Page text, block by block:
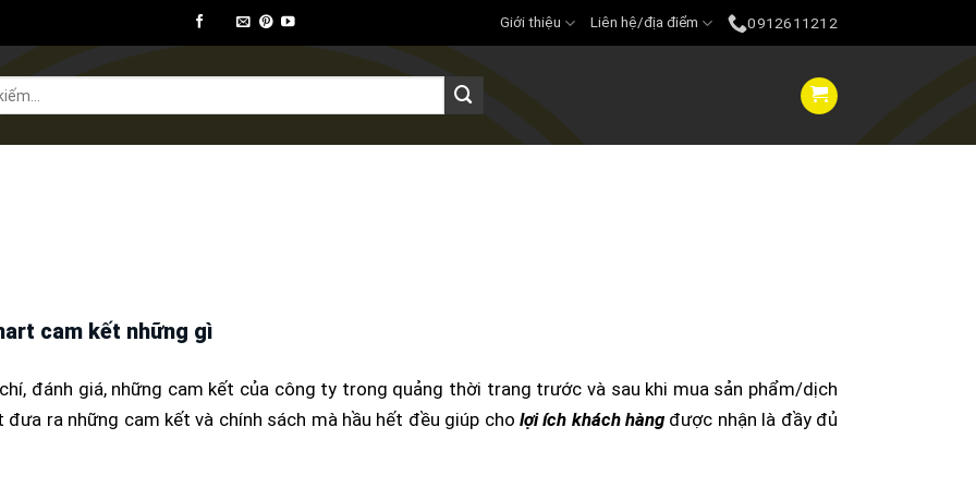
Giới thiệu Liên hệ/địa điểm 0912611212
cam kết những gì
đánh giá, những cam kết của công ty trong quảng thời trang trước và sau khi mua sản phẩm/dịch
ra những cam kết và chính sách mà hầu hết đều giúp cho lợi ích khách hàng được nhận là đầy đủ